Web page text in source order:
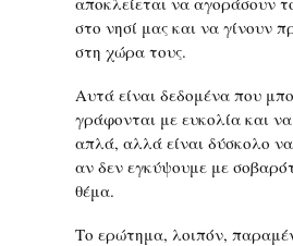
στο νησί μας και να γίνουν
στη χώρα τους.
Αυτά είναι δεδομένα που
γράφονται με ευκολία και
απλά, αλλά είναι δύσκολο
αν δεν εγκύψουμε με
θέμα.
Το ερώτημα, λοιπόν,